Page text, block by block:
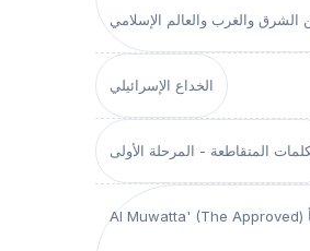
الشرق والغرب والعالم الإسلامي
الخداع الإسرائيلي
المتقاطعة - المرحلة الأولى
Al Muwatta' (The Approved) الموطأ